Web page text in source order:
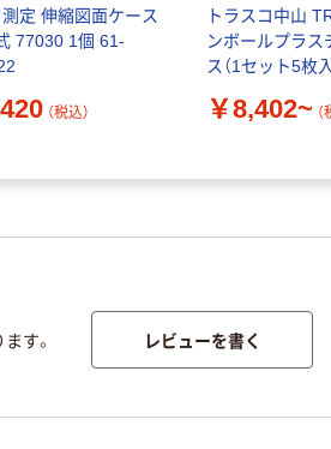
定 伸縮図面ケース
77030 1個 61-
（税込）
トラスコ中山
ンボールプラス
ス（1セット5枚入
￥8,402~ （
す。 レビューを書く